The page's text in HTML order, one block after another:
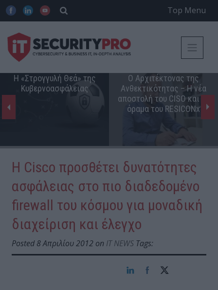
Top Menu
Η «Στρογγυλή Θεά» της
Κυβερνοασφάλειας
Ο Αρχιτέκτονας της
Ανθεκτικότητας – Η νέα
αποστολή του CISO και το
όραμα του RESICONx
Η Cisco προσθέτει δυνατότητες
ασφάλειας στο πιο διαδεδομένο
firewall του κόσμου για μοναδική
διαχείριση και έλεγχο
Posted 8 Απριλίου 2012 on IT NEWS Tags: